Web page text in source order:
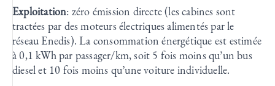
Exploitation: zéro émission directe (les cabines sont
tractées par des moteurs électriques alimentés par le
réseau Enedis). La consommation énergétique est estimée
à 0,1 kWh par passager/km, soit 5 fois moins qu’un bus
diesel et 10 fois moins qu’une voiture individuelle.